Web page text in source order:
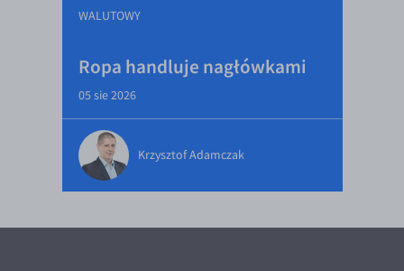
WALUTOWY
Ropa handluje nagłówkami
05 sie 2026
Krzysztof Adamczak